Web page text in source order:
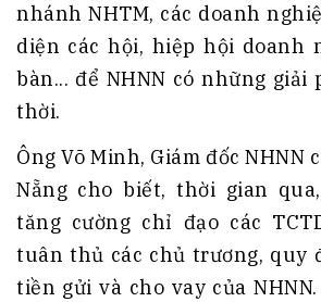
nhánh NHTM, các doanh
diện các hội, hiệp hội doanh
bàn... để NHNN có những
thời.
Ông Võ Minh, Giám đốc NHNN
Nẵng cho biết, thời gian
tăng cường chỉ đạo các
tuân thủ các chủ trương, quy
tiền gửi và cho vay của